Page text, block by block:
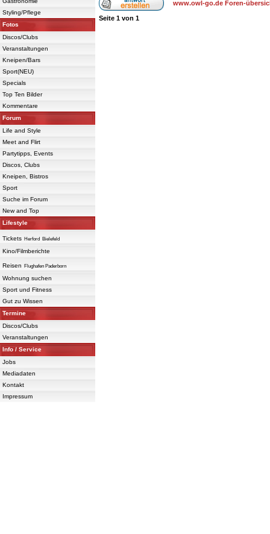
Styling/Pflege
Fotos
Discos/Clubs
Veranstaltungen
Kneipen/Bars
Sport(NEU)
Specials
Top Ten Bilder
Kommentare
Forum
Life and Style
Meet and Flirt
Partytipps, Events
Discos, Clubs
Kneipen, Bistros
Sport
Suche im Forum
New and Top
Lifestyle
Tickets Herford Bielefeld
Kino/Filmberichte
Reisen Flughafen Paderborn
Wohnung suchen
Sport und Fitness
Gut zu Wissen
Termine
Discos/Clubs
Veranstaltungen
Info / Service
Jobs
Mediadaten
Kontakt
Impressum
www.owl-go.de Foren-
Seite 1 von 1